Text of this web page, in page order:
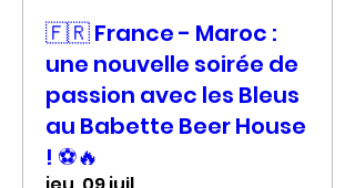
🇫🇷 France - Maroc :
une nouvelle soirée de
passion avec les Bleus
au Babette Beer House
! ⚽🔥